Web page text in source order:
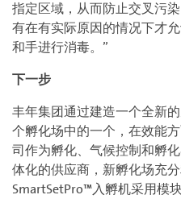
指定区域，从而防止交叉污
有在有实际原因的情况下才
和手进行消毒。”
下一步
丰年集团通过建造一个全新
个孵化场中的一个，在效能
司作为孵化、气候控制和孵
体化的供应商，新孵化场充
SmartSetPro™入孵机采用模